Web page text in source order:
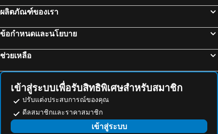
ผลิตภัณฑ์ของเรา
ข้อกำหนดและนโยบาย
ช่วยเหลือ
เข้าสู่ระบบเพื่อรับสิทธิพิเศษสำหรับสมาชิก
ปรับแต่งประสบการณ์ของคุณ
ดีลสมาชิกและราคาสมาชิก
เข้าสู่ระบบ